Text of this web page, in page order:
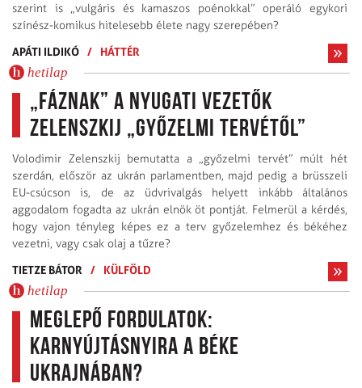
szerint is „vulgáris és kamaszos poénokkal” operáló egykori
színész-komikus hitelesebb élete nagy szerepében?
APÁTI ILDIKÓ / HÁTTÉR
hetilap
„Fáznak” a nyugati vezetők
Zelenszkij „győzelmi tervétől”
Volodimir Zelenszkij bemutatta a „győzelmi tervét” múlt hét
szerdán, először az ukrán parlamentben, majd pedig a brüsszeli
EU-csúcson is, de az üdvrivalgás helyett inkább általános
aggodalom fogadta az ukrán elnök öt pontját. Felmerül a kérdés,
hogy vajon tényleg képes ez a terv győzelemhez és békéhez
vezetni, vagy csak olaj a tűzre?
TIETZE BÁTOR
/ KÜLFÖLD
hetilap
Meglepő fordulatok:
karnyújtásnyira a béke
Ukrajnában?